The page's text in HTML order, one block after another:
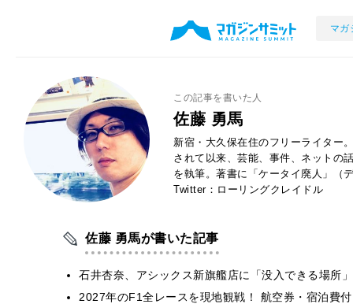
マガ
この記事を書いた人
佐藤 勇馬
新宿・大久保在住のフリーライター
されて以来、芸能、事件、ネットの
を執筆。著書に「ケータイ廃人」（
Twitter：ローリングクレイドル
佐藤 勇馬が書いた記事
石井杏奈、アシックス新旗艦店に「没入できる場所
2027年のF1全レースを現地観戦！ 航空券・宿泊費